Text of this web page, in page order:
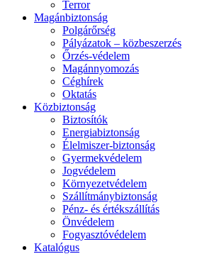
Terror
Magánbiztonság
Polgárőrség
Pályázatok – közbeszerzés
Őrzés-védelem
Magánnyomozás
Céghírek
Oktatás
Közbiztonság
Biztosítók
Energiabiztonság
Élelmiszer-biztonság
Gyermekvédelem
Jogvédelem
Környezetvédelem
Szállítmánybiztonság
Pénz- és értékszállítás
Önvédelem
Fogyasztóvédelem
Katalógus